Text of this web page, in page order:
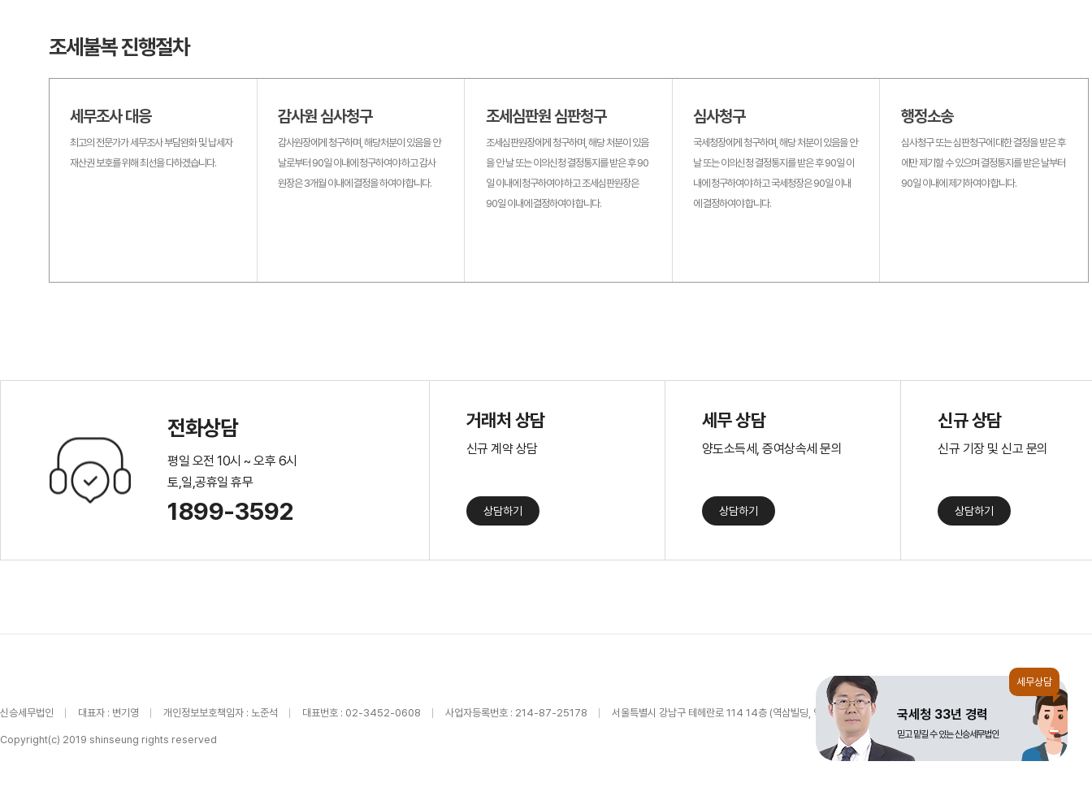
국세청 33년 경력
조세불복 진행절차
세무조사 대응
최고의 전문가가 세무조사 부담완화 및 납세자
재산권 보호를 위해 최선을 다하겠습니다.
감사원 심사청구
감사원장에게 청구하며, 해당처분이 있음을 안
날로부터 90일 이내에 청구하여야 하고 감사
원장은 3개월 이내에 결정을 하여야 합니다.
조세심판원 심판청구
조세심판원장에게 청구하며, 해당 처분이 있음
을 안 날 또는 이의신청 결정통지를 받은 후 90
일 이내에 청구하여야 하고 조세심판원장은
90일 이내에 결정하여야 합니다.
심사청구
국세청장에게 청구하며, 해당 처분이 있음을 안
날 또는 이의신청 결정통지를 받은 후 90일 이
내에 청구하여야 하고 국세청장은 90일 이내
에 결정하여야 합니다.
행정소송
심사청구 또는 심판청구에 대한 결정을 받은 후
에만 제기할 수 있으며 결정통지를 받은 날부터
90일 이내에 제기하여야 합니다.
전화상담
평일 오전 10시 ~ 오후 6시
토,일,공휴일 휴무
1899-3592
거래처 상담
신규 계약 상담
상담하기
세무 상담
양도소득세, 증여상속세 문의
상담하기
신규 상담
신규 기장 및 신고 문의
상담하기
신승세무법인 대표자 : 변기영 개인정보보호책임자 : 노준석 대표번호 : 02-3452-0608 사업자등록번호 : 214-87-25178 서울특별시 강남구 테헤란로 114 14층 (역삼빌딩, 역삼세무서)
Copyright(c) 2019 shinseung rights reserved